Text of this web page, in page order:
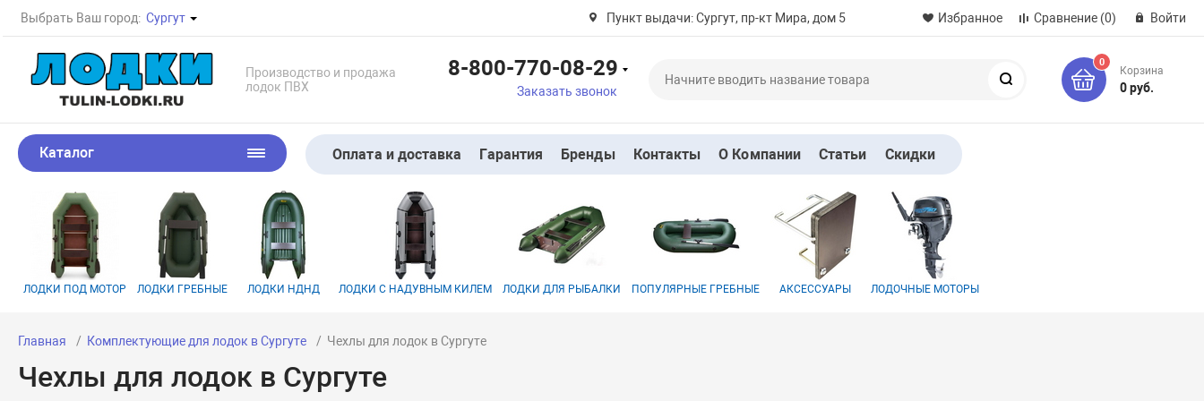
Выбрать Ваш город: Сургут Пункт выдачи: Сургут, пр-кт Мира, дом 5 Избранное Сравнение (0) Войти
Производство и продажа
лодок ПВХ
8-800-770-08-29
Заказать звонок
0
Корзина
0 руб.
Каталог Оплата и доставка Гарантия Бренды Контакты О Компании Статьи Скидки
ЛОДКИ ПОД МОТОР ЛОДКИ ГРЕБНЫЕ ЛОДКИ НДНД ЛОДКИ С НАДУВНЫМ КИЛЕМ ЛОДКИ ДЛЯ РЫБАЛКИ ПОПУЛЯРНЫЕ ГРЕБНЫЕ АКСЕССУАРЫ ЛОДОЧНЫЕ МОТОРЫ
Главная Комплектующие для лодок в Сургуте Чехлы для лодок в Сургуте
Чехлы для лодок в Сургуте